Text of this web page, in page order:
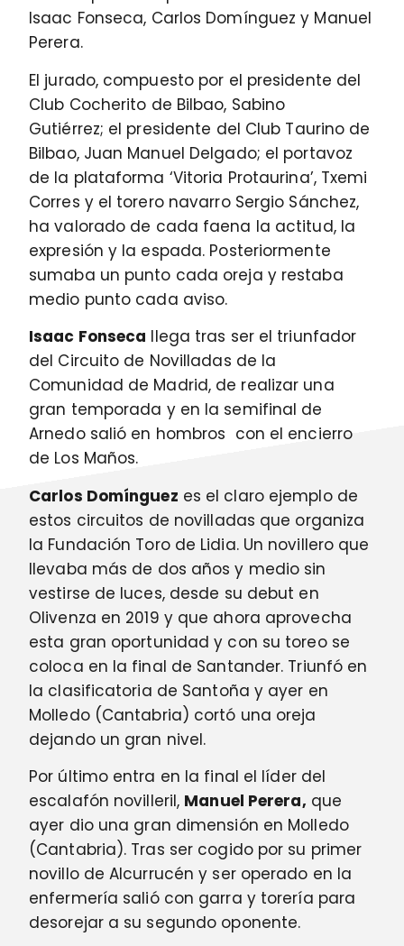
Isaac Fonseca, Carlos Domínguez y Manuel
Perera.
El jurado, compuesto por el presidente del
Club Cocherito de Bilbao, Sabino
Gutiérrez; el presidente del Club Taurino de
Bilbao, Juan Manuel Delgado; el portavoz
de la plataforma ‘Vitoria Protaurina’, Txemi
Corres y el torero navarro Sergio Sánchez,
ha valorado de cada faena la actitud, la
expresión y la espada. Posteriormente
sumaba un punto cada oreja y restaba
medio punto cada aviso.
Isaac Fonseca llega tras ser el triunfador
del Circuito de Novilladas de la
Comunidad de Madrid, de realizar una
gran temporada y en la semifinal de
Arnedo salió en hombros con el encierro
de Los Maños.
Carlos Domínguez es el claro ejemplo de
estos circuitos de novilladas que organiza
la Fundación Toro de Lidia. Un novillero que
llevaba más de dos años y medio sin
vestirse de luces, desde su debut en
Olivenza en 2019 y que ahora aprovecha
esta gran oportunidad y con su toreo se
coloca en la final de Santander. Triunfó en
la clasificatoria de Santoña y ayer en
Molledo (Cantabria) cortó una oreja
dejando un gran nivel.
Por último entra en la final el líder del
escalafón novilleril, Manuel Perera, que
ayer dio una gran dimensión en Molledo
(Cantabria). Tras ser cogido por su primer
novillo de Alcurrucén y ser operado en la
enfermería salió con garra y torería para
desorejar a su segundo oponente.